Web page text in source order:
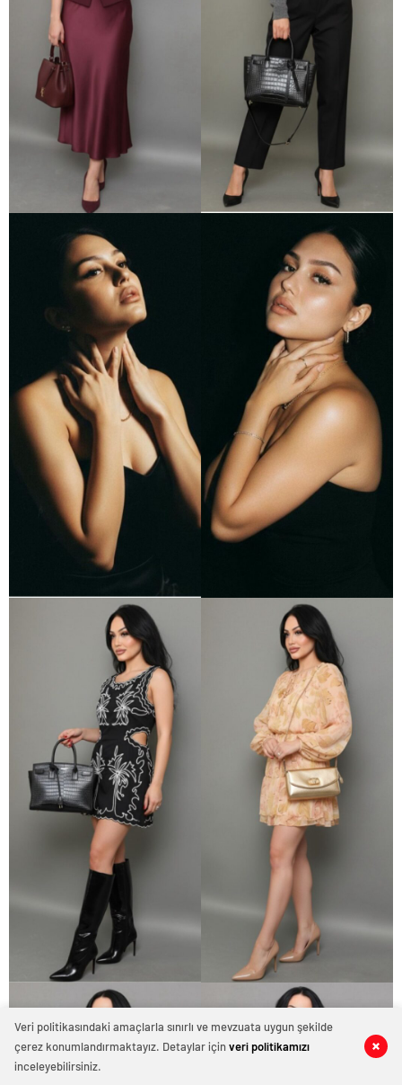
0 0
0 0
0 0
Veri politikasındaki amaçlarla sınırlı ve mevzuata uygun şekilde
çerez konumlandırmaktayız. Detaylar içinveri politikamızı
inceleyebilirsiniz.